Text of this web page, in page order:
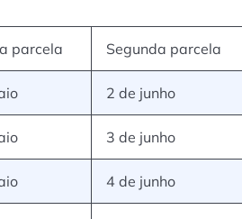
parcela Segunda parcela
2 de junho
3 de junho
4 de junho